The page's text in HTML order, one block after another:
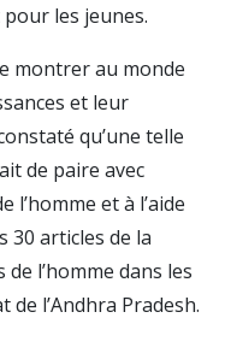
les jeunes.
montrer au monde
et leur
qu’une telle
de paire avec
l’homme et à l’aide
30 articles de la
l’homme dans les
de l’Andhra Pradesh.